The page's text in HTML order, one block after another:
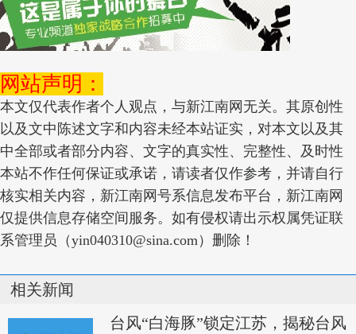
网站声明：
本文仅代表作者个人观点，与新江南网无关。其原创性
以及文中陈述文字和内容未经本站证实，对本文以及其
中全部或者部分内容、文字的真实性、完整性、及时性
本站不作任何保证或承诺，请读者仅作参考，并请自行
核实相关内容，新江南网号系信息发布平台，新江南网
仅提供信息存储空间服务。如有侵权请出示权属凭证联
系管理员（yin040310@sina.com）删除！
相关新闻
台风“白海豚”锁定江苏，揭秘台风